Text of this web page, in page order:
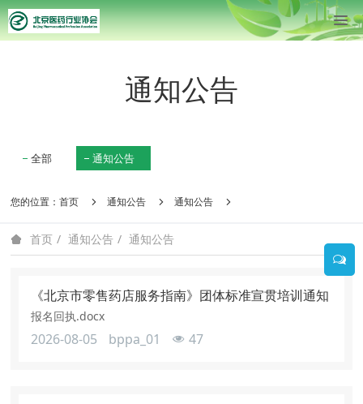
通知公告
全部 通知公告
您的位置：首页 通知公告 通知公告
首页 通知公告 通知公告
《北京市零售药店服务指南》团体标准宣贯培训通知
报名回执.docx
2026-08-05 bppa_01 47